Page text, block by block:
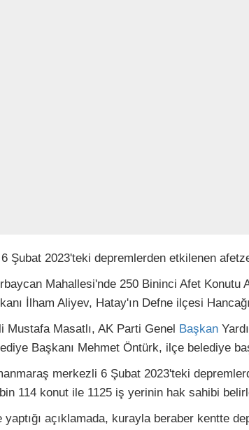
Şubat 2023'teki depremlerden etkilenen
Mahallesi'nde 250 Bininci Afet
İlham Aliyev, Hatay'ın Defne ilçesi
Mustafa Masatlı, AK Parti Genel Başkan
Başkanı Mehmet Öntürk, ilçe belediye
merkezli 6 Şubat 2023'teki
114 konut ile 1125 iş yerinin hak sahibi
açıklamada, kurayla beraber kentte